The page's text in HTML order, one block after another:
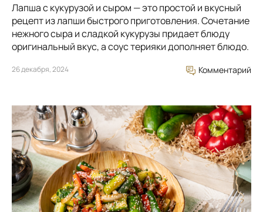
Лапша с кукурузой и сыром — это простой и вкусный
рецепт из лапши быстрого приготовления. Сочетание
нежного сыра и сладкой кукурузы придает блюду
оригинальный вкус, а соус терияки дополняет блюдо.
26 декабря, 2024 Комментарий